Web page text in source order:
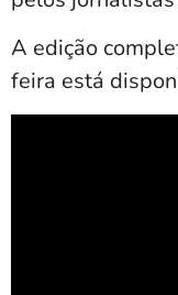
A edição
feira está